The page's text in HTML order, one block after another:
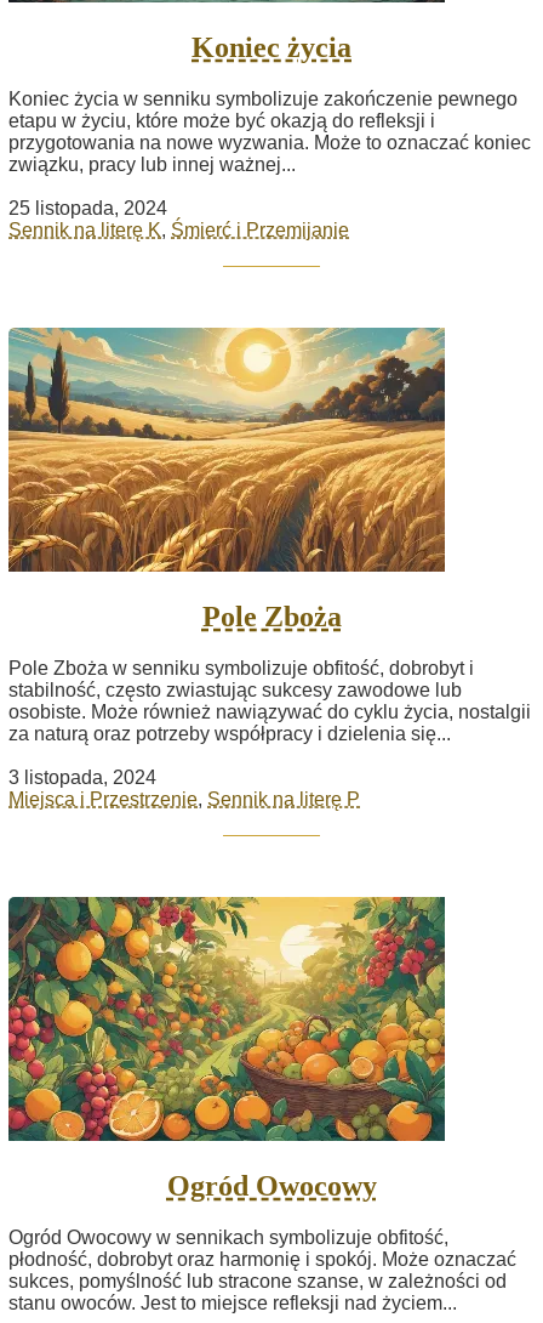
Koniec życia
Koniec życia w senniku symbolizuje zakończenie pewnego
etapu w życiu, które może być okazją do refleksji i
przygotowania na nowe wyzwania. Może to oznaczać koniec
związku, pracy lub innej ważnej...
25 listopada, 2024
Sennik na literę K, Śmierć i Przemijanie
Pole Zboża
Pole Zboża w senniku symbolizuje obfitość, dobrobyt i
stabilność, często zwiastując sukcesy zawodowe lub
osobiste. Może również nawiązywać do cyklu życia, nostalgii
za naturą oraz potrzeby współpracy i dzielenia się...
3 listopada, 2024
Miejsca i Przestrzenie, Sennik na literę P
Ogród Owocowy
Ogród Owocowy w sennikach symbolizuje obfitość,
płodność, dobrobyt oraz harmonię i spokój. Może oznaczać
sukces, pomyślność lub stracone szanse, w zależności od
stanu owoców. Jest to miejsce refleksji nad życiem...